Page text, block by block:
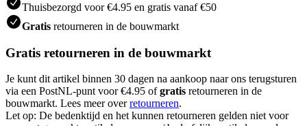
Thuisbezorgd voor €4.95 en gratis vanaf €50
Gratis retourneren in de bouwmarkt
Gratis retourneren in de bouwmarkt
Je kunt dit artikel binnen 30 dagen na aankoop naar ons terugsturen
via een PostNL-punt voor €4.95 ofgratis retourneren in de
bouwmarkt. Lees meer overretourneren.
Let op: De bedenktijd en het kunnen retourneren gelden niet voor